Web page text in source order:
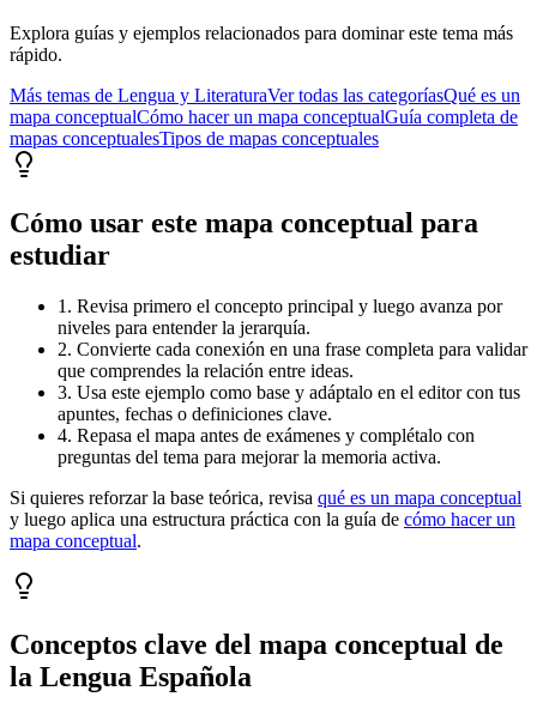
Explora guías y ejemplos relacionados para dominar este tema más
rápido.
Más temas de Lengua y LiteraturaVer todas las categoríasQué es un
mapa conceptualCómo hacer un mapa conceptualGuía completa de
mapas conceptualesTipos de mapas conceptuales
Cómo usar este mapa conceptual para
estudiar
1. Revisa primero el concepto principal y luego avanza por
niveles para entender la jerarquía.
2. Convierte cada conexión en una frase completa para validar
que comprendes la relación entre ideas.
3. Usa este ejemplo como base y adáptalo en el editor con tus
apuntes, fechas o definiciones clave.
4. Repasa el mapa antes de exámenes y complétalo con
preguntas del tema para mejorar la memoria activa.
Si quieres reforzar la base teórica, revisa qué es un mapa conceptual
y luego aplica una estructura práctica con la guía de cómo hacer un
mapa conceptual.
Conceptos clave del mapa conceptual de
la Lengua Española